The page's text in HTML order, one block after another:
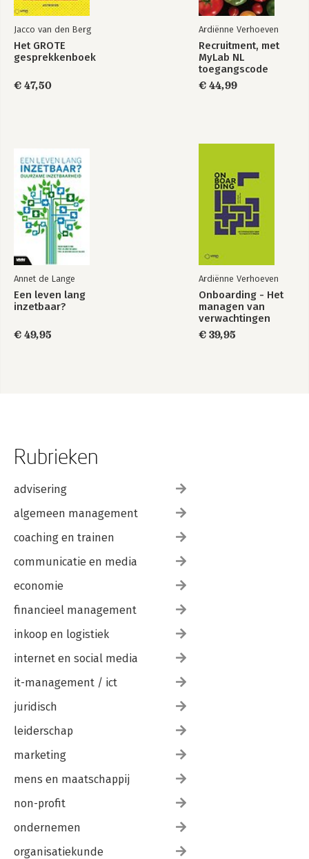
Jacco van den Berg
Het GROTE
gesprekkenboek
€ 47,50
Ardiënne Verhoeven
Recruitment, met
MyLab NL
toegangscode
€ 44,99
Annet de Lange
Een leven lang
inzetbaar?
€ 49,95
Ardiënne Verhoeven
Onboarding - Het
managen van
verwachtingen
€ 39,95
Rubrieken
advisering
algemeen management
coaching en trainen
communicatie en media
economie
financieel management
inkoop en logistiek
internet en social media
it-management / ict
juridisch
leiderschap
marketing
mens en maatschappij
non-profit
ondernemen
organisatiekunde